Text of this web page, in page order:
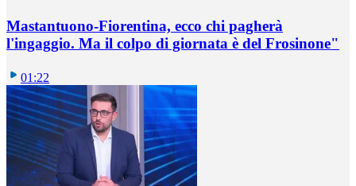
Mastantuono-Fiorentina, ecco chi pagherà
l'ingaggio. Ma il colpo di giornata è del Frosinone"
01:22